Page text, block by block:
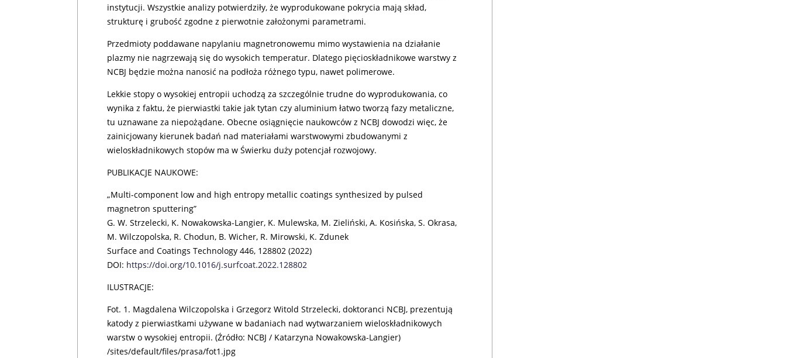
instytucji. Wszystkie analizy potwierdziły, że wyprodukowane pokrycia mają skład,
strukturę i grubość zgodne z pierwotnie założonymi parametrami.
Przedmioty poddawane napylaniu magnetronowemu mimo wystawienia na działanie
plazmy nie nagrzewają się do wysokich temperatur. Dlatego pięcioskładnikowe warstwy z
NCBJ będzie można nanosić na podłoża różnego typu, nawet polimerowe.
Lekkie stopy o wysokiej entropii uchodzą za szczególnie trudne do wyprodukowania, co
wynika z faktu, że pierwiastki takie jak tytan czy aluminium łatwo tworzą fazy metaliczne,
tu uznawane za niepożądane. Obecne osiągnięcie naukowców z NCBJ dowodzi więc, że
zainicjowany kierunek badań nad materiałami warstwowymi zbudowanymi z
wieloskładnikowych stopów ma w Świerku duży potencjał rozwojowy.
PUBLIKACJE NAUKOWE:
„Multi-component low and high entropy metallic coatings synthesized by pulsed
magnetron sputtering”
G. W. Strzelecki, K. Nowakowska-Langier, K. Mulewska, M. Zieliński, A. Kosińska, S. Okrasa,
M. Wilczopolska, R. Chodun, B. Wicher, R. Mirowski, K. Zdunek
Surface and Coatings Technology 446, 128802 (2022)
DOI: https://doi.org/10.1016/j.surfcoat.2022.128802
ILUSTRACJE:
Fot. 1. Magdalena Wilczopolska i Grzegorz Witold Strzelecki, doktoranci NCBJ, prezentują
katody z pierwiastkami używane w badaniach nad wytwarzaniem wieloskładnikowych
warstw o wysokiej entropii. (Źródło: NCBJ / Katarzyna Nowakowska-Langier)
/sites/default/files/prasa/fot1.jpg